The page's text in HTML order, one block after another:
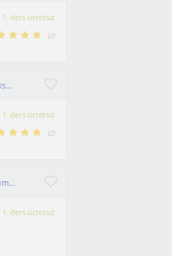
1. ders ücretsiz
(2)
IELTS & TOEFL Uzmanı | SAT, AP Özel Ders (18 Yıl Tecrübe, CELTA & Yüksek Lisans)
1. ders ücretsiz
(2)
Fakülte 1.si, uzman psikolojik danışmandan LGS ve YKS için online eğitim koçluğu
1. ders ücretsiz